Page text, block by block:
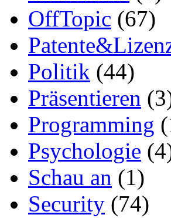
OffTopic (67)
Politik (44)
Präsentieren
Programming
Psychologie
Schau an (1)
Security (74)